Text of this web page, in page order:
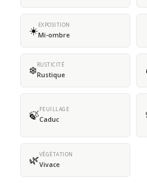
☀️EXPOSITION
Mi-ombre
❄️RUSTICITÉ
Rustique
🍃FEUILLAGE
Caduc
🌿VÉGÉTATION
Vivace